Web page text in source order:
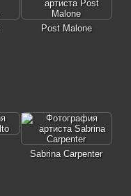
Post Malone
Sabrina Carpenter